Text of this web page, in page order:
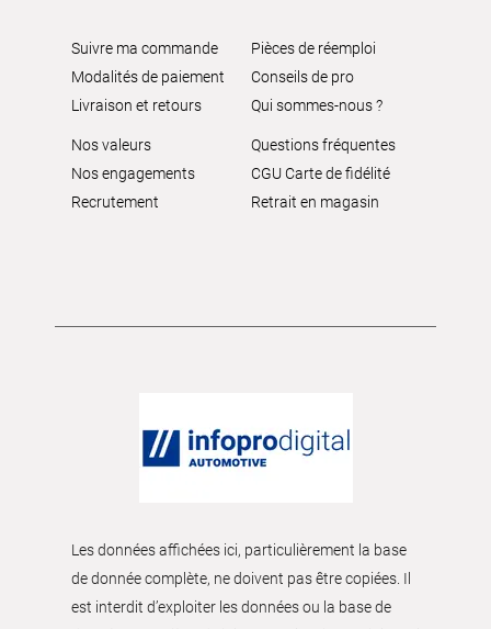
Suivre ma commande
Modalités de paiement
Livraison et retours
Pièces de réemploi
Conseils de pro
Qui sommes-nous ?
Nos valeurs
Nos engagements
Recrutement
Questions fréquentes
CGU Carte de fidélité
Retrait en magasin
Les données affichées ici, particulièrement la base
de donnée complète, ne doivent pas être copiées. Il
est interdit d’exploiter les données ou la base de